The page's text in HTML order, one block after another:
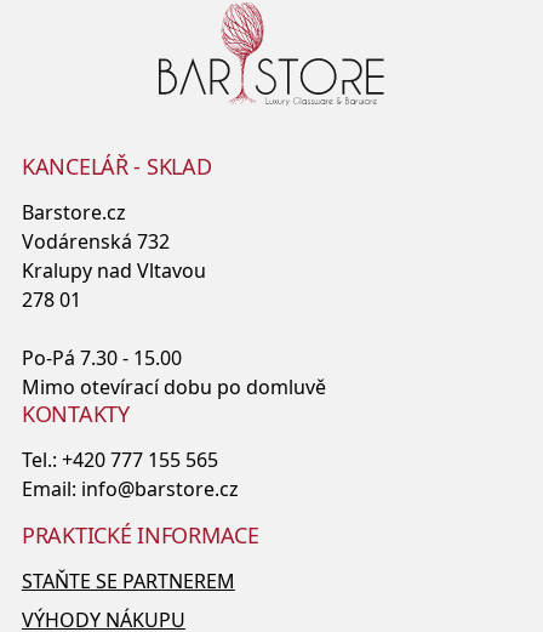
KANCELÁŘ - SKLAD
Barstore.cz
Vodárenská 732
Kralupy nad Vltavou
278 01
Po-Pá 7.30 - 15.00
Mimo otevírací dobu po domluvě
KONTAKTY
Tel.: +420 777 155 565
Email: info@barstore.cz
PRAKTICKÉ INFORMACE
STAŇTE SE PARTNEREM
VÝHODY NÁKUPU